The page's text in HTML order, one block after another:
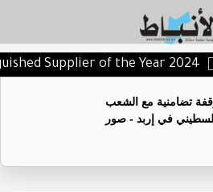
Supplier of the Year 2024
تضامنية مع الشعب
في إربد - صور